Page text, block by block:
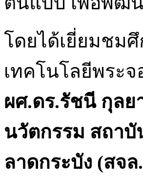
โดยได้เยี่ยมชม
เทคโนโลยีพระ
ผศ.ดร.รัชนี กุล
นวัตกรรม สถาบั
ลาดกระบัง (สจล